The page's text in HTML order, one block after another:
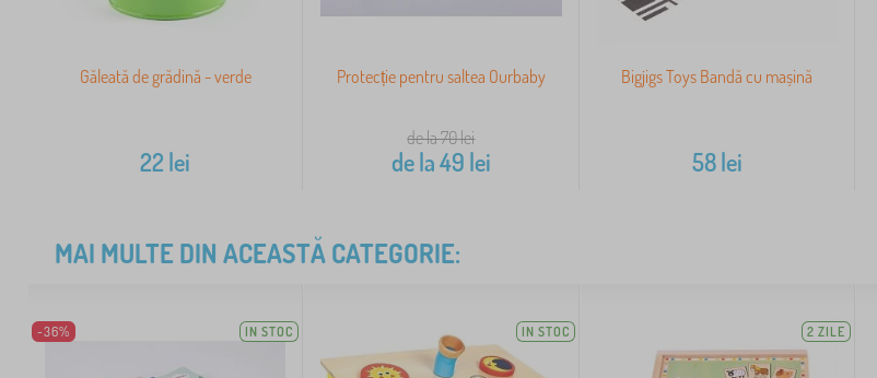
Găleată de grădină - verde
22 lei
Protecție pentru saltea Ourbaby
de la 70lei
de la49 lei
Bigjigs Toys Bandă cu mașină
58lei
MAI MULTE DIN ACEASTĂ CATEGORIE:
-36% IN STOC IN STOC 2 ZILE